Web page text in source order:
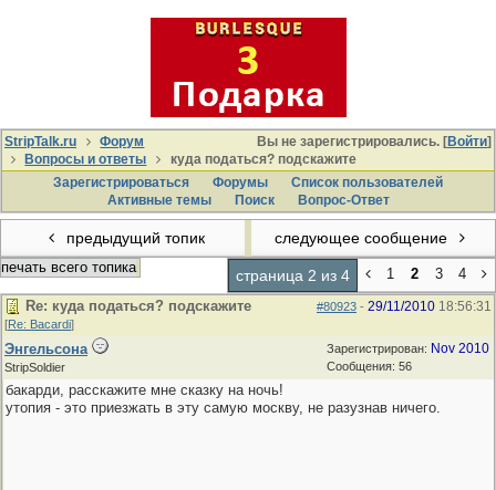
Вы не зарегистрировались. [Войти]
StripTalk.ru
Форум
Вопросы и ответы
куда податься? подскажите
Зарегистрироваться
Форумы
Список пользователей
Активные темы
Поиcк Вопрос-Ответ
предыдущий топик следующее сообщение
печать всего топика страница 2 из 4 1 2 3 4
#80923 - 29/11/2010 18:56:31
Re: куда податься? подскажите
[Re: Bacardi]
Зарегистрирован: Nov 2010
Сообщения: 56
Энгельсона
StripSoldier
бакарди, расскажите мне сказку на ночь!
утопия - это приезжать в эту самую москву, не разузнав ничего.